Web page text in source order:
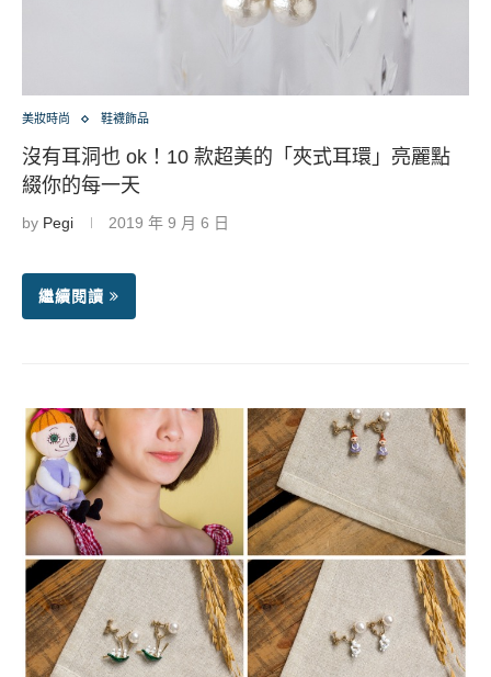
美妝時尚 鞋襪飾品
沒有耳洞也 ok！10 款超美的「夾式耳環」亮麗點
綴你的每一天
by Pegi 2019 年 9 月 6 日
繼續閱讀